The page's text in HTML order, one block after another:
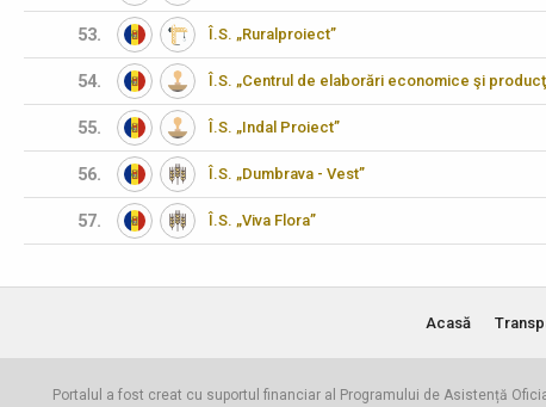
53. Î.S. „Ruralproiect”
54. Î.S. „Centrul de elaborări economice şi
55. Î.S. „Indal Proiect”
56. Î.S. „Dumbrava - Vest”
57. Î.S. „Viva Flora”
Acasă
Portalul a fost creat cu suportul financiar al Programului de Asistență